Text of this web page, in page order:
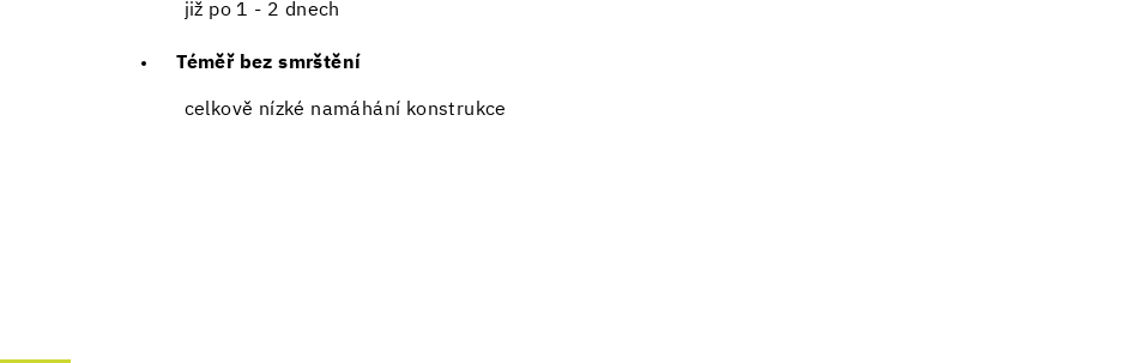
již po 1 - 2 dnech
Téměř bez smrštění
celkově nízké namáhání konstrukce